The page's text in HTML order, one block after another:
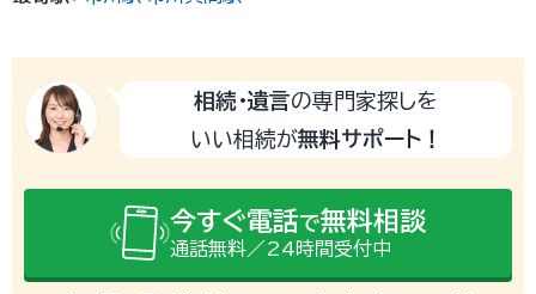
相続・遺言の専門家探しを
いい相続が無料サポート！
今すぐ電話で無料相談
通話無料／24時間受付中